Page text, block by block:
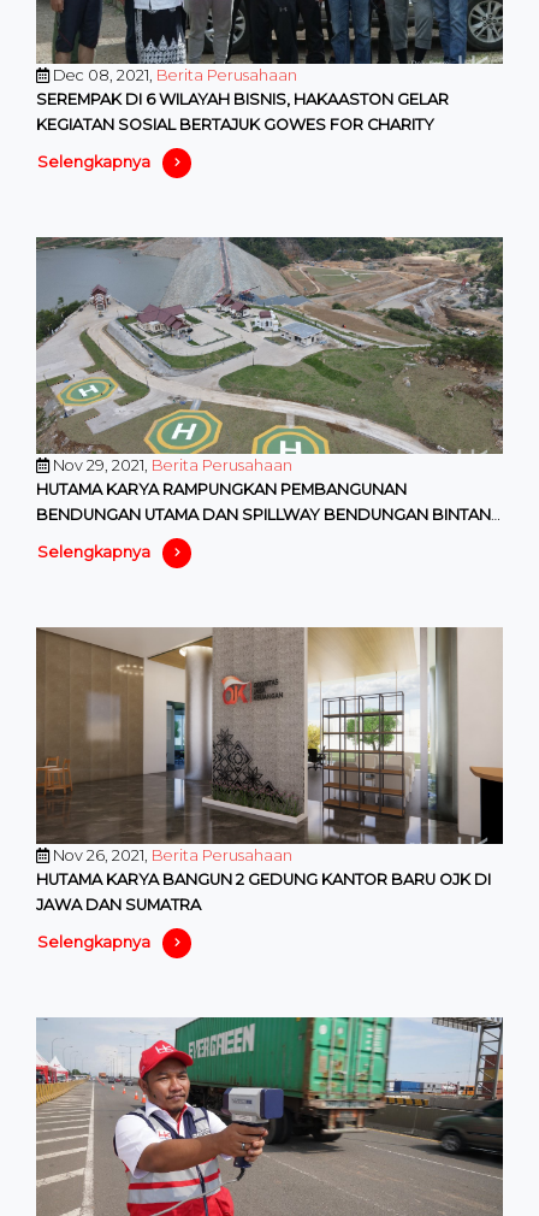
Dec 08, 2021, Berita Perusahaan
SEREMPAK DI 6 WILAYAH BISNIS, HAKAASTON GELAR
KEGIATAN SOSIAL BERTAJUK GOWES FOR CHARITY
Selengkapnya
Nov 29, 2021, Berita Perusahaan
HUTAMA KARYA RAMPUNGKAN PEMBANGUNAN
BENDUNGAN UTAMA DAN SPILLWAY BENDUNGAN BINTANG
BANO DI SUMBAWA BARAT
Selengkapnya
Nov 26, 2021, Berita Perusahaan
HUTAMA KARYA BANGUN 2 GEDUNG KANTOR BARU OJK DI
JAWA DAN SUMATRA
Selengkapnya